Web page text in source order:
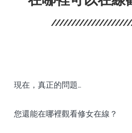
現在，真正的問題…
您還能在哪裡觀看修女在線？